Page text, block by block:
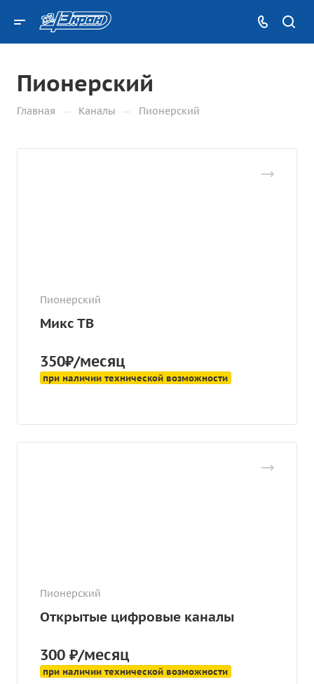
Пионерский
Главная — Каналы — Пионерский
Пионерский
Микс ТВ
350₽/месяц
при наличии технической возможности
Пионерский
Открытые цифровые каналы
300 ₽/месяц
при наличии технической возможности